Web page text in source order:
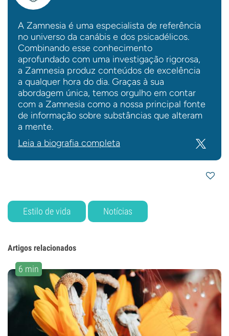
A Zamnesia é uma especialista de referência
no universo da canábis e dos psicadélicos.
Combinando esse conhecimento
aprofundado com uma investigação rigorosa,
a Zamnesia produz conteúdos de excelência
a qualquer hora do dia. Graças à sua
abordagem única, temos orgulho em contar
com a Zamnesia como a nossa principal fonte
de informação sobre substâncias que alteram
a mente.
Leia a biografia completa
Estilo de vida Notícias
Artigos relacionados
6 min